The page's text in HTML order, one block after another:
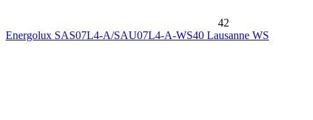
42
Energolux SAS07L4-A/SAU07L4-A-WS40 Lausanne WS